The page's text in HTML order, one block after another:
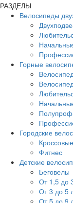
РАЗДЕЛЫ
Велосипеды
Горные
Городские
Кроссовые
Фитнес
Детские
Беговелы
От 1,5 до
От 3 до 5